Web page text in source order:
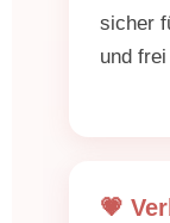
sicher
und
💗